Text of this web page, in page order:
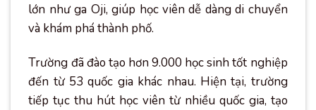
lớn như ga Oji, giúp học viên dễ dàng di chuyển
và khám phá thành phố.
Trường đã đào tạo hơn 9.000 học sinh tốt nghiệp
đến từ 53 quốc gia khác nhau. Hiện tại, trường
tiếp tục thu hút học viên từ nhiều quốc gia, tạo